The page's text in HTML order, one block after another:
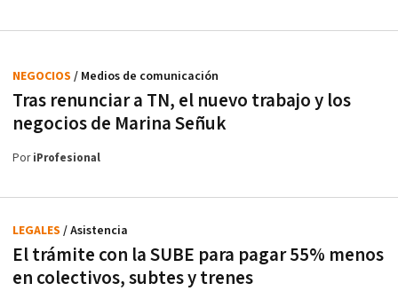
Tras renunciar a TN, el nuevo trabajo y los
negocios de Marina Señuk
NEGOCIOS / Medios de comunicación
PoriProfesional
El trámite con la SUBE para pagar 55% menos
en colectivos, subtes y trenes
LEGALES / Asistencia